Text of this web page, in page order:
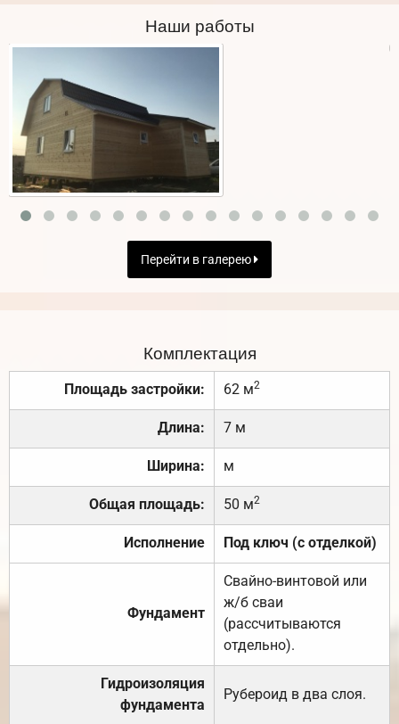
Наши работы
Перейти в галерею
Комплектация
Площадь застройки: 62 м2
Длина: 7 м
Ширина: м
Общая площадь: 50 м2
Исполнение Под ключ (с отделкой)
Фундамент
Свайно-винтовой или
ж/б сваи
(рассчитываются
отдельно).
Гидроизоляция
фундамента
Рубероид в два слоя.